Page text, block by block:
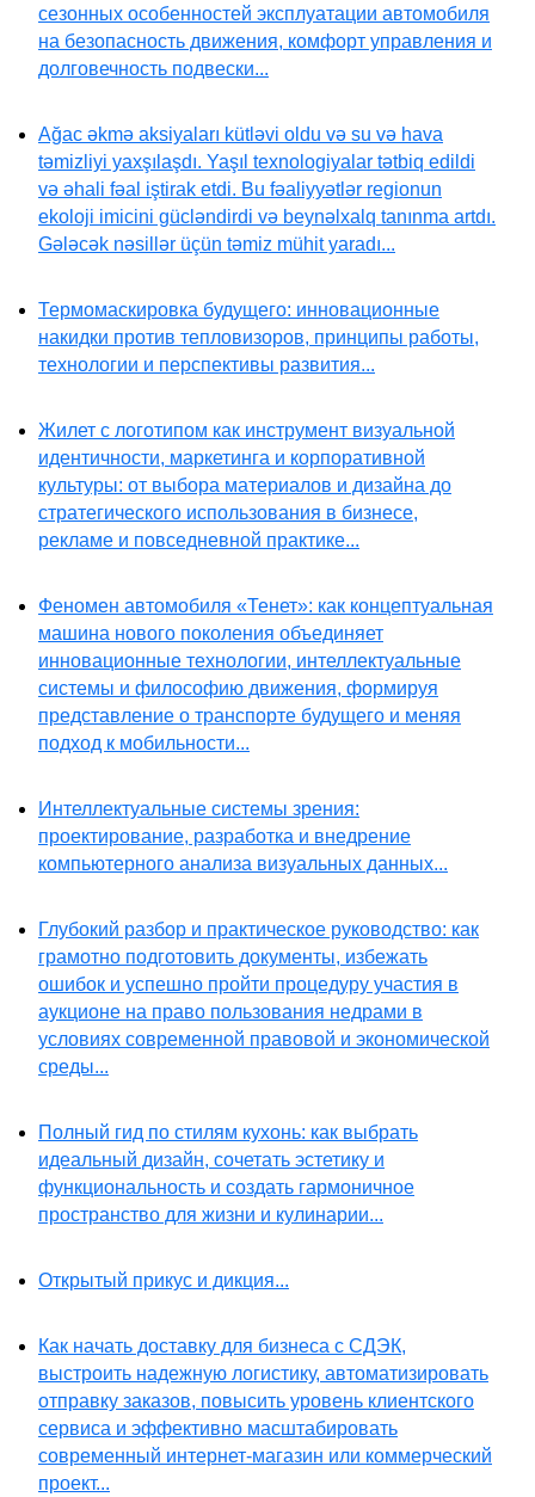
сезонных особенностей эксплуатации автомобиля
на безопасность движения, комфорт управления и
долговечность подвески...
Ağac əkmə aksiyaları kütləvi oldu və su və hava
təmizliyi yaxşılaşdı. Yaşıl texnologiyalar tətbiq edildi
və əhali fəal iştirak etdi. Bu fəaliyyətlər regionun
ekoloji imicini gücləndirdi və beynəlxalq tanınma artdı.
Gələcək nəsillər üçün təmiz mühit yaradı...
Термомаскировка будущего: инновационные
накидки против тепловизоров, принципы работы,
технологии и перспективы развития...
Жилет с логотипом как инструмент визуальной
идентичности, маркетинга и корпоративной
культуры: от выбора материалов и дизайна до
стратегического использования в бизнесе,
рекламе и повседневной практике...
Феномен автомобиля «Тенет»: как концептуальная
машина нового поколения объединяет
инновационные технологии, интеллектуальные
системы и философию движения, формируя
представление о транспорте будущего и меняя
подход к мобильности...
Интеллектуальные системы зрения:
проектирование, разработка и внедрение
компьютерного анализа визуальных данных...
Глубокий разбор и практическое руководство: как
грамотно подготовить документы, избежать
ошибок и успешно пройти процедуру участия в
аукционе на право пользования недрами в
условиях современной правовой и экономической
среды...
Полный гид по стилям кухонь: как выбрать
идеальный дизайн, сочетать эстетику и
функциональность и создать гармоничное
пространство для жизни и кулинарии...
Открытый прикус и дикция...
Как начать доставку для бизнеса с СДЭК,
выстроить надежную логистику, автоматизировать
отправку заказов, повысить уровень клиентского
сервиса и эффективно масштабировать
современный интернет-магазин или коммерческий
проект...